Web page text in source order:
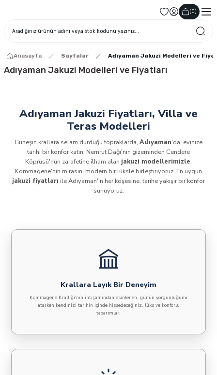
(0)
Anasayfa Sayfalar Adıyaman Jakuzi Modelleri ve
Adıyaman Jakuzi Modelleri ve Fiyatları
Adıyaman Jakuzi Fiyatları, Villa ve
Teras Modelleri
Güneşin krallara selam durduğu topraklarda, Adıyaman'da, evinize
tarihi bir konfor katın. Nemrut Dağı'nın gizeminden Cendere
Köprüsü'nün zarafetine ilham alan jakuzi modellerimizle,
Kommagene'nin mirasını modern bir lüksle birleştiriyoruz. En uygun
jakuzi fiyatları ile Adıyaman'ın her köşesine, tarihe yakışır bir konfor
sunuyoruz.
Krallara Layık Bir Deneyim
Kommagene Krallığı'nın ihtişamından esinlenen, günün yorgunluğunu
atarken kendinizi tarihin içinde hissedeceğiniz, lüks ve konforlu
tasarımlar.